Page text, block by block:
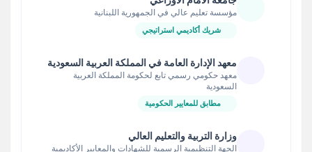
مؤسسة تعليم عالي في الجمهورية اللبنانية
شريك أكاديمي استراتيجي
معهد الإدارة العامة في المملكة العربية السعودية
معهد حكومي رسمي تابع لحكومة المملكة العربية
السعودية
مطابق للمعايير الحكومية
وزارة التربية والتعليم العالي
الجهة التنظيمية الرسمية للشهادات والمعايير الأكاديمية